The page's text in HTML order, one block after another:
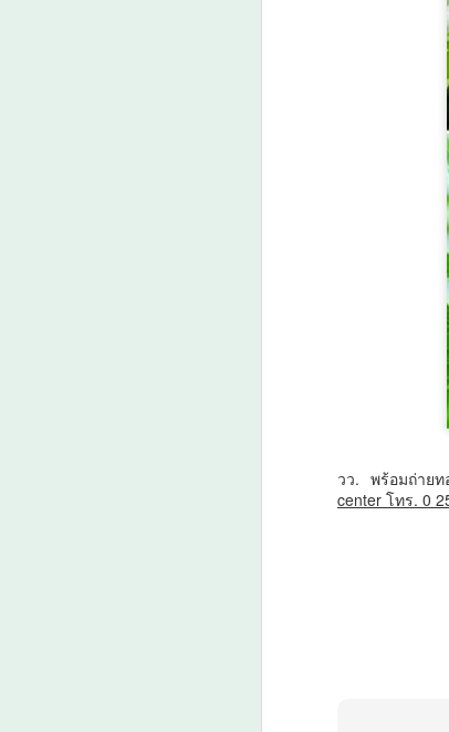
วว. พร้อมถ่ายท
center โทร. 0